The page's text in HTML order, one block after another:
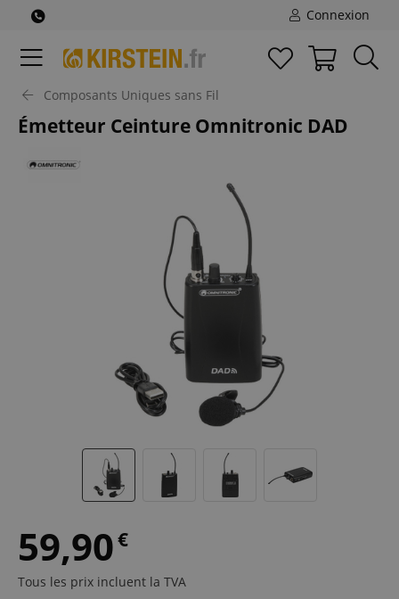
Connexion
Composants Uniques sans Fil
Émetteur Ceinture Omnitronic DAD
59,90€
Tous les prix incluent la TVA